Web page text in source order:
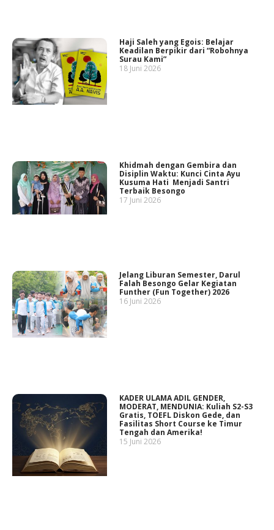
Haji Saleh yang Egois: Belajar
Keadilan Berpikir dari “Robohnya
Surau Kami”
18 Juni 2026
Khidmah dengan Gembira dan
Disiplin Waktu: Kunci Cinta Ayu
Kusuma Hati Menjadi Santri
Terbaik Besongo
17 Juni 2026
Jelang Liburan Semester, Darul
Falah Besongo Gelar Kegiatan
Funther (Fun Together) 2026
16 Juni 2026
KADER ULAMA ADIL GENDER,
MODERAT, MENDUNIA: Kuliah S2-S3
Gratis, TOEFL Diskon Gede, dan
Fasilitas Short Course ke Timur
Tengah dan Amerika!
15 Juni 2026